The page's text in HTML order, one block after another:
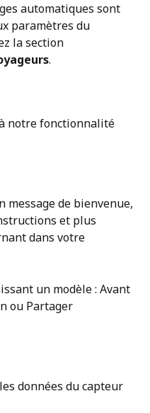
automatiques sont
paramètres du
la section
.
notre fonctionnalité
message de bienvenue,
et plus
dans votre
un modèle : Avant
ou Partager
données du capteur